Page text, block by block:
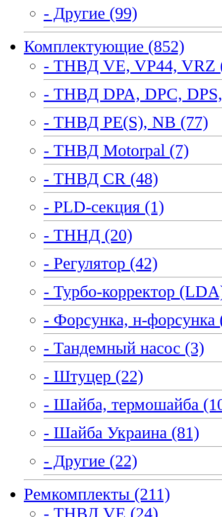
- Другие (99)
Комплектующие (852)
- ТНВД VE, VP44, VRZ
- ТНВД DPA, DPC,
- ТНВД PE(S), NB (77)
- ТНВД Motorpal (7)
- ТНВД CR (48)
- PLD-секция (1)
- ТННД (20)
- Регулятор (42)
- Турбо-корректор
- Форсунка, н-форсунка
- Тандемный насос (3)
- Штуцер (22)
- Шайба, термошайба
- Шайба Украина (81)
- Другие (22)
Ремкомплекты (211)
- ТНВД VE (24)